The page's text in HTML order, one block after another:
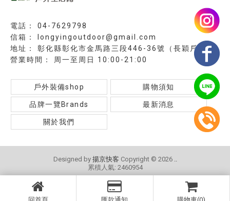
04-7629798
longyingoutdoor@gmail.com
彰化縣彰化市金馬路三段446-36號（長穎戶外）
周一至周日 10:00-21:00
戶外裝備shop 購物須知
品牌一覽Brands 最新消息
關於我們
Designed by 揚京快客 Copyright © 2026 ..
累積人氣: 2460954